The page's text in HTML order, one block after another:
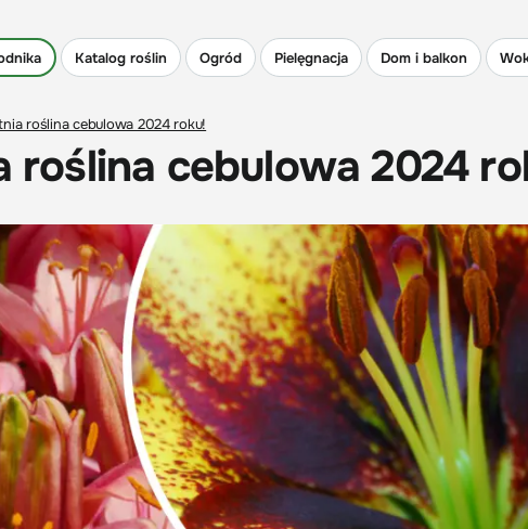
Katalog roślin Ogród Pielęgnacja Dom i balkon
roślina cebulowa 2024 roku!
roślina cebulowa 2024